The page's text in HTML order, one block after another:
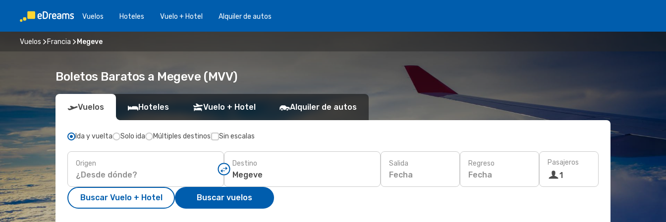
Vuelos Hoteles Vuelo + Hotel Alquiler de autos
Vuelos Francia Megeve
Boletos Baratos a Megeve (MVV)
Vuelos Hoteles Vuelo + Hotel Alquiler de autos
Ida y vuelta Solo ida Múltiples destinos Sin escalas
Origen Destino Salida
Fecha
Regreso
Fecha
Pasajeros
1
Buscar Vuelo + Hotel Buscar vuelos